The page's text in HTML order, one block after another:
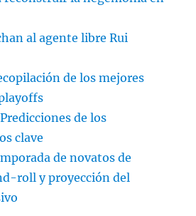
al agente libre Rui
de los mejores
de los
clave
de novatos de
roll y proyección del